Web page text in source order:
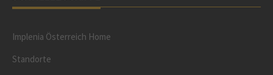
Implenia Österreich Home
Standorte